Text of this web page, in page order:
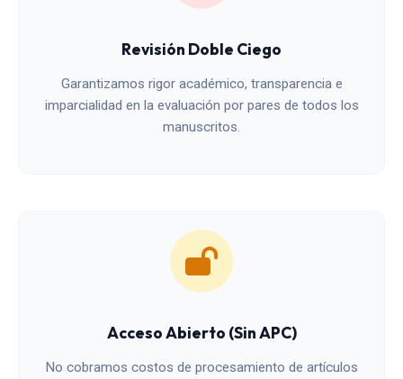
Revisión Doble Ciego
Garantizamos rigor académico, transparencia e
imparcialidad en la evaluación por pares de todos los
manuscritos.
Acceso Abierto (Sin APC)
No cobramos costos de procesamiento de artículos